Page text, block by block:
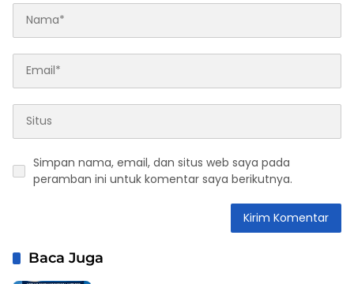
Simpan nama, email, dan situs web saya pada
peramban ini untuk komentar saya berikutnya.
Baca Juga